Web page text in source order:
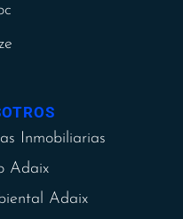
Inmobiliarias
Adaix
Adaix